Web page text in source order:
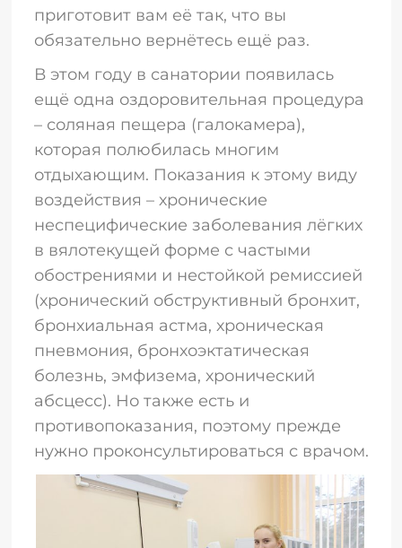
приготовит вам её так, что вы
обязательно вернётесь ещё раз.
В этом году в санатории появилась
ещё одна оздоровительная процедура
– соляная пещера (галокамера),
которая полюбилась многим
отдыхающим. Показания к этому виду
воздействия – хронические
неспецифические заболевания лёгких
в вялотекущей форме с частыми
обострениями и нестойкой ремиссией
(хронический обструктивный бронхит,
бронхиальная астма, хроническая
пневмония, бронхоэктатическая
болезнь, эмфизема, хронический
абсцесс). Но также есть и
противопоказания, поэтому прежде
нужно проконсультироваться с врачом.